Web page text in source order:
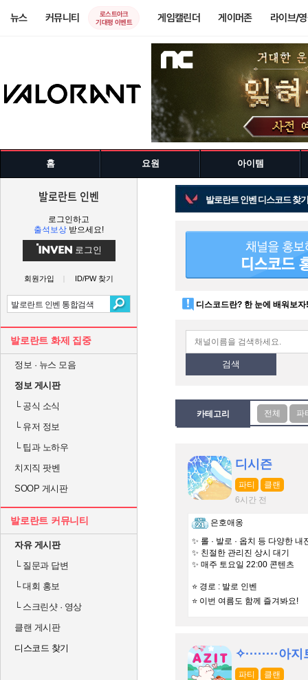
뉴스 커뮤니티
로스트아크
기대평 이벤트
게임캘린더 게이머존 라이브/
홈 요원 아이템
발로란트 인벤
로그인하고
출석보상 받으세요!
로그인
회원가입 ID/PW 찾기
발로란트 화제 집중
정보 · 뉴스 모음
정보 게시판
└공식 소식
└유저 정보
└팁과 노하우
치지직 팟벤
SOOP 게시판
발로란트 커뮤니티
자유 게시판
└질문과 답변
└대회 홍보
└스크린샷 · 영상
클랜 게시판
디스코드 찾기
발로란트 인벤 디스코드 찾기
디스코드란? 한 눈에 배워보자!
검색
카테고리
디시즌
파티
클랜
6시간 전
은호애옹
✨ 롤 · 발로 · 옵치 등 다양한 내
✨ 친절한 관리진 상시 대기
✨ 매주 토요일 22:00 콘텐츠
⭐️ 경로 : 발로 인벤
⭐️ 이번 여름도 함께 즐겨봐요!
✧········아지
파티
클랜